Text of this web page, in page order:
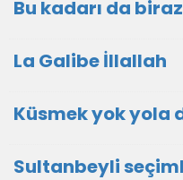
Bu kadarı da
La Galibe İllallah
Küsmek yok yola
Sultanbeyli